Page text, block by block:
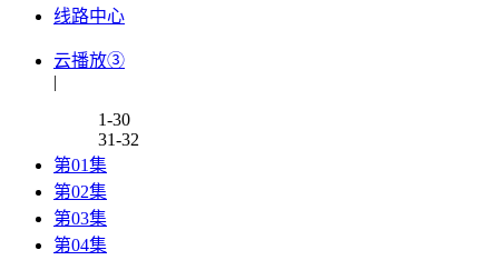
线路中心
云播放③
|
1-30
31-32
第01集
第02集
第03集
第04集